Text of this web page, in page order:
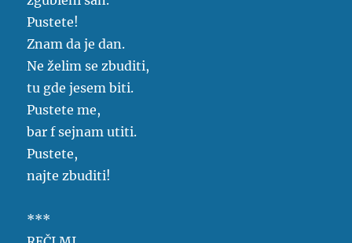
Pustete!
Znam da je dan.
Ne želim se zbuditi,
tu gde jesem biti.
Pustete me,
bar f sejnam utiti.
Pustete,
najte zbuditi!
***